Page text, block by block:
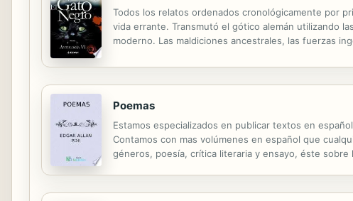
Todos los relatos ordenados cronológicamente por
vida errante. Transmutó el gótico alemán utilizando
moderno. Las maldiciones ancestrales, las fuerzas
Poemas
Estamos especializados en publicar textos en
Contamos con mas volúmenes en español que
géneros, poesía, crítica literaria y ensayo, éste